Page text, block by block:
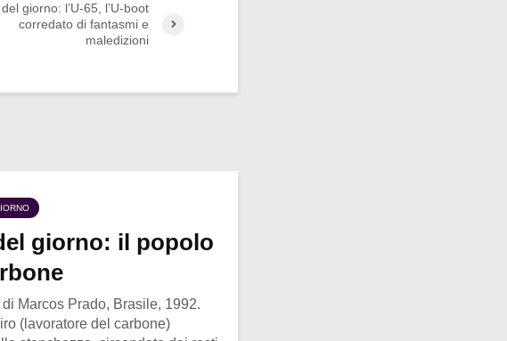
giorno: l’U-65, l’U-boot
corredato di fantasmi e
maledizioni
giorno: il popolo
di Marcos Prado, Brasile, 1992.
(lavoratore del carbone)